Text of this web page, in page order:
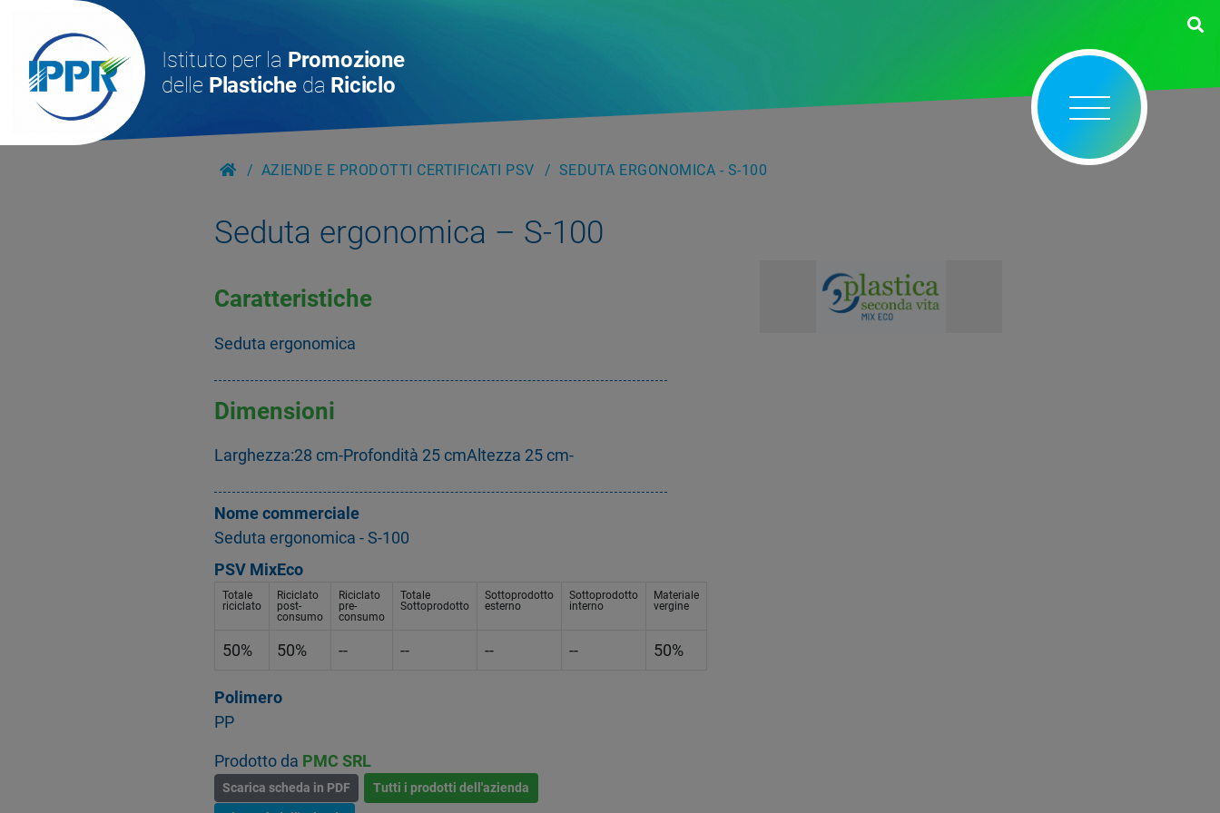
Istituto per la Promozione
delle Plastiche da Riciclo
AZIENDE E PRODOTTI CERTIFICATI PSV SEDUTA ERGONOMICA - S-100
Seduta ergonomica – S-100
Caratteristiche
Seduta ergonomica
Dimensioni
Larghezza:28 cm-Profondità 25 cmAltezza 25 cm-
Nome commerciale
Seduta ergonomica - S-100
PSV MixEco
Totale
riciclato
Riciclato
post-
consumo
Riciclato
pre-
consumo
Totale
Sottoprodotto
Sottoprodotto
esterno
Sottoprodotto
interno
Materiale
vergine
50% 50% -- -- -- -- 50%
Polimero
PP
Prodotto da PMC SRL
Scarica scheda in PDF Tutti i prodotti dell'azienda